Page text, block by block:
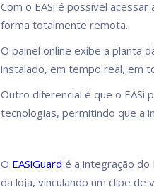
Com o EASi é possível
forma totalmente remota.
O painel online exibe a planta
instalado, em tempo real, em
Outro diferencial é que o EASi
tecnologias, permitindo que a
O EASiGuard é a integração do
da loja, vinculando um clipe